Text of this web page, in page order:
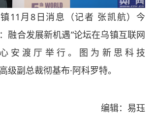
月8日消息（记者 张凯航）今
融合发展新机遇”论坛在乌镇互联网
安渡厅举行。图为新思科技
级副总裁彻基布·阿科罗特。
编辑：易珏